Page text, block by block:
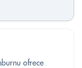
ofrece